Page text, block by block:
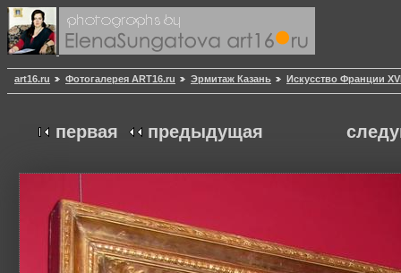
art16.ru Фотогалерея ART16.ru Эрмитаж Казань Искусство Франции
первая предыдущая